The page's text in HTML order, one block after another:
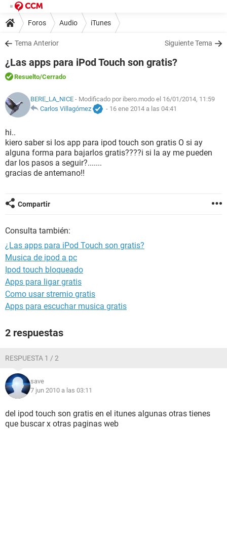
Foros Audio iTunes
Tema Anterior Siguiente Tema
¿Las apps para iPod Touch son gratis?
Resuelto/Cerrado
BERE_LA_NICE - Modificado por ibero.modo el 16/01/2014, 11:59
Carlos Villagómez
- 16 ene 2014 a las 04:41
hi..
kiero saber si los app para ipod touch son gratis O si ay
alguna forma para bajarlos gratis????i si la ay me pueden
dar los pasos a seguir?.......
gracias de antemano!!
Compartir
Consulta también:
¿Las apps para iPod Touch son gratis?
Musica de ipod a pc
Ipod touch bloqueado
Apps para ligar gratis
Como usar stremio gratis
Apps para escuchar musica gratis
2 respuestas
RESPUESTA 1 / 2
save
7 jun 2010 a las 03:11
del ipod touch son gratis en el itunes algunas otras tienes
que buscar x otras paginas web